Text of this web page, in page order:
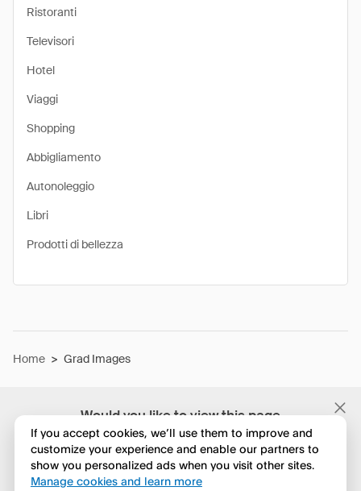
Would you like to view this page
in English?
No, continua a esplorare
Ristoranti
Televisori
Hotel
Viaggi
Shopping
Abbigliamento
Autonoleggio
Libri
Prodotti di bellezza
Home > Grad Images
If you accept cookies, we’ll use them to improve and
customize your experience and enable our partners to
show you personalized ads when you visit other sites.
Manage cookies and learn more